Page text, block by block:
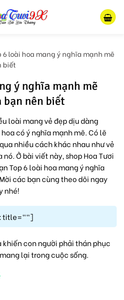
6 loài hoa mang ý nghĩa mạnh mẽ
biết
ý nghĩa mạnh mẽ
nên biết
loài mang vẻ đẹp dịu dàng
có ý nghĩa mạnh mẽ. Có lẽ
nhiều cách khác nhau như vẻ
Ở bài viết này, shop Hoa Tươi
Top 6 loài hoa mang ý nghĩa
các bạn cùng theo dõi ngay
nhé!
title=""]
con người phải thán phục
lại trong cuộc sống.